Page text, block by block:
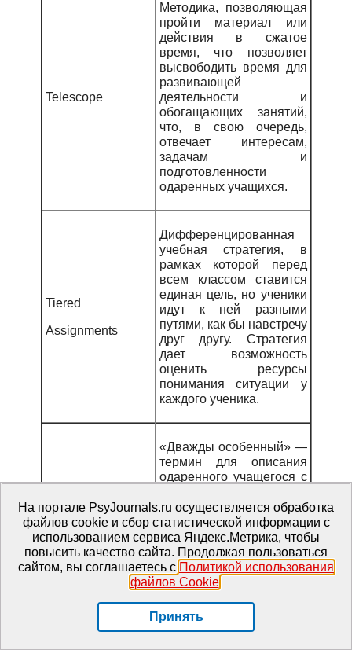
Telescope
Методика, позволяющая
пройти материал или
действия в сжатое
время, что позволяет
высвободить время для
развивающей
деятельности и
обогащающих занятий,
что, в свою очередь,
отвечает интересам,
задачам и
подготовленности
одаренных учащихся.
Tiered
Assignments
Дифференцированная
учебная стратегия, в
рамках которой перед
всем классом ставится
единая цель, но ученики
идут к ней разными
путями, как бы навстречу
друг другу. Стратегия
дает возможность
оценить ресурсы
понимания ситуации у
каждого ученика.
Twice Exceptional
«Дважды особенный» —
термин для описания
одаренного учащегося с
возможностями
здоровья. Такие
учащиеся могут быть
также выделены в
группуGT/LD.
Термин для описания
расхождений между
На портале PsyJournals.ru осуществляется обработка
файлов cookie и сбор статистической информации с
использованием сервиса Яндекс.Метрика, чтобы
повысить качество сайта. Продолжая пользоваться
сайтом, вы соглашаетесь с Политикой использования
файлов Cookie.
Принять